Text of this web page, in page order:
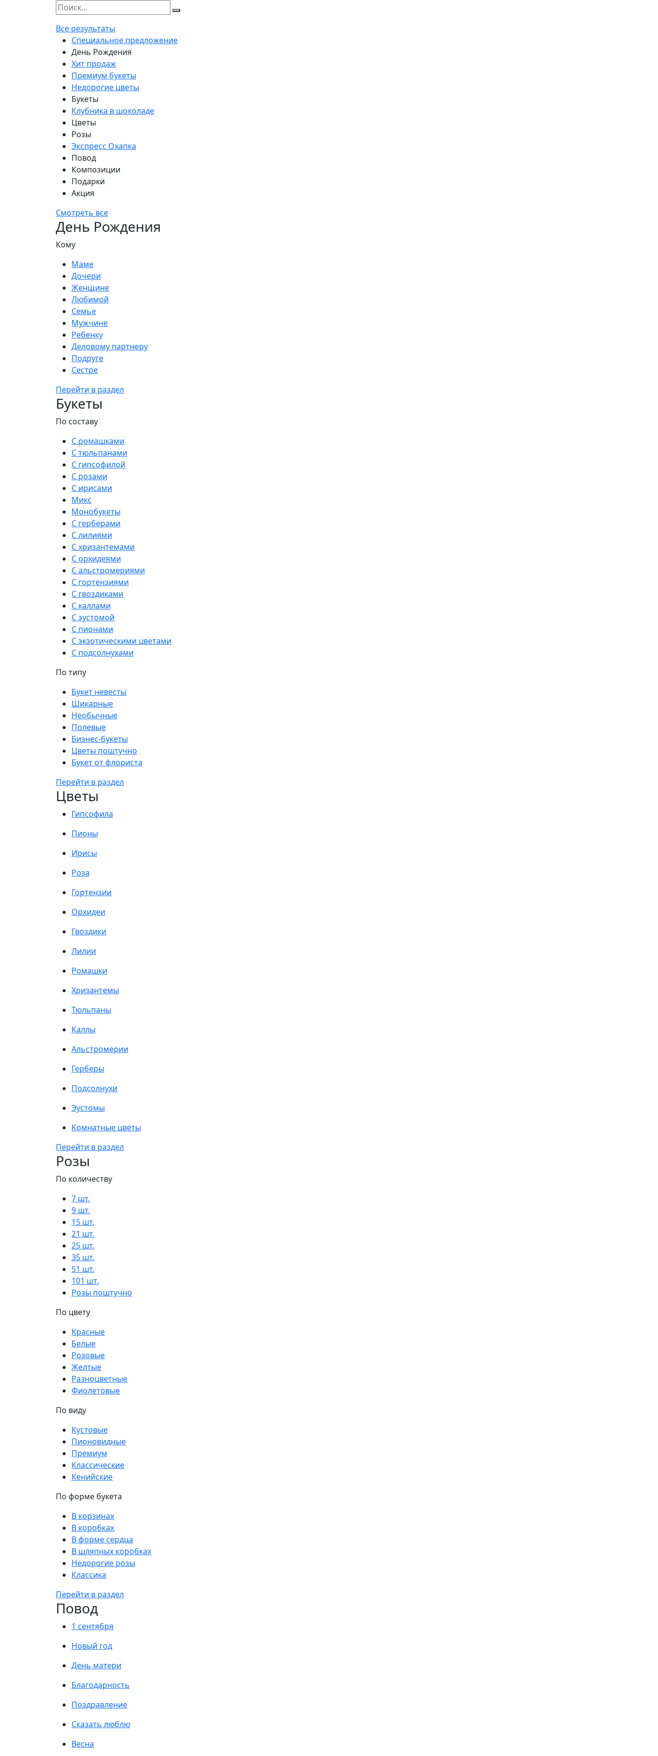
Все результаты
Специальное предложение
День Рождения
Хит продаж
Премиум букеты
Недорогие цветы
Букеты
Клубника в шоколаде
Цветы
Розы
Экспресс Охапка
Повод
Композиции
Подарки
Акция
Смотреть все
День Рождения
Кому
Маме
Дочери
Женщине
Любимой
Семье
Мужчине
Ребенку
Деловому партнеру
Подруге
Сестре
Перейти в раздел
Букеты
По составу
С ромашками
С тюльпанами
С гипсофилой
С розами
С ирисами
Микс
Монобукеты
С герберами
С лилиями
С хризантемами
С орхидеями
С альстромериями
С гортензиями
С гвоздиками
С каллами
С эустомой
С пионами
С экзотическими цветами
С подсолнухами
По типу
Букет невесты
Шикарные
Необычные
Полевые
Бизнес-букеты
Цветы поштучно
Букет от флориста
Перейти в раздел
Цветы
Гипсофила
Пионы
Ирисы
Роза
Гортензии
Орхидеи
Гвоздики
Лилии
Ромашки
Хризантемы
Тюльпаны
Каллы
Альстромерии
Герберы
Подсолнухи
Эустомы
Комнатные цветы
Перейти в раздел
Розы
По количеству
7 шт.
9 шт.
15 шт.
21 шт.
25 шт.
35 шт.
51 шт.
101 шт.
Розы поштучно
По цвету
Красные
Белые
Розовые
Желтые
Разноцветные
Фиолетовые
По виду
Кустовые
Пионовидные
Премиум
Классические
Кенийские
По форме букета
В корзинах
В коробках
В форме сердца
В шляпных коробках
Недорогие розы
Классика
Перейти в раздел
Повод
1 сентября
Новый год
День матери
Благодарность
Поздравление
Сказать люблю
Весна